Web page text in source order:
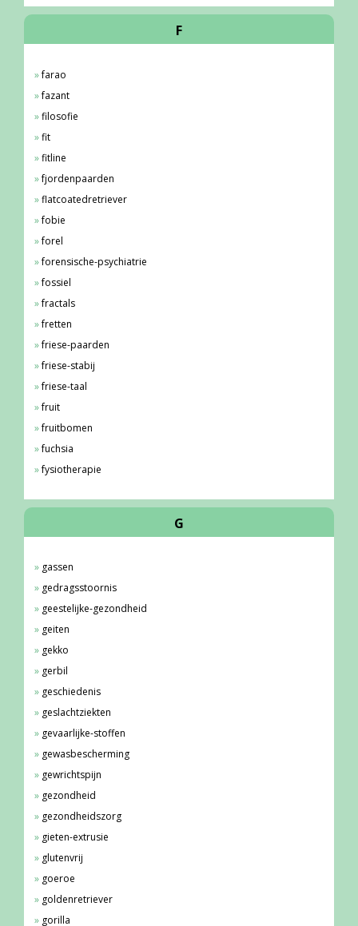
F
farao
fazant
filosofie
fit
fitline
fjordenpaarden
flatcoatedretriever
fobie
forel
forensische-psychiatrie
fossiel
fractals
fretten
friese-paarden
friese-stabij
friese-taal
fruit
fruitbomen
fuchsia
fysiotherapie
G
gassen
gedragsstoornis
geestelijke-gezondheid
geiten
gekko
gerbil
geschiedenis
geslachtziekten
gevaarlijke-stoffen
gewasbescherming
gewrichtspijn
gezondheid
gezondheidszorg
gieten-extrusie
glutenvrij
goeroe
goldenretriever
gorilla